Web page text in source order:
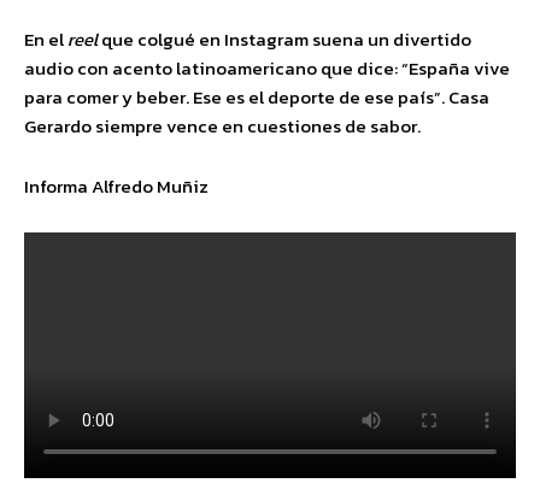
En elreelque colgué en Instagram suena un divertido
audio con acento latinoamericano que dice: “España vive
para comer y beber. Ese es el deporte de ese país”. Casa
Gerardo siempre vence en cuestiones de sabor.
Informa Alfredo Muñiz